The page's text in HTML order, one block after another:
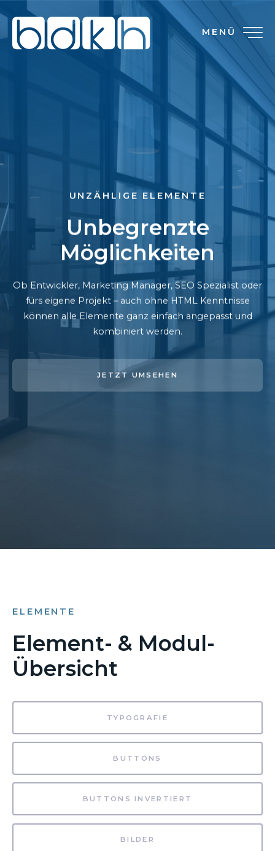
MENÜ
UNZÄHLIGE ELEMENTE
Unbegrenzte
Möglichkeiten
Ob Entwickler, Marketing Manager, SEO Spezialist oder
fürs eigene Projekt – auch ohne HTML Kenntnisse
können alle Elemente ganz einfach angepasst und
kombiniert werden.
JETZT UMSEHEN
ELEMENTE
Element- & Modul-
Übersicht
TYPOGRAFIE
BUTTONS
BUTTONS INVERTIERT
BILDER